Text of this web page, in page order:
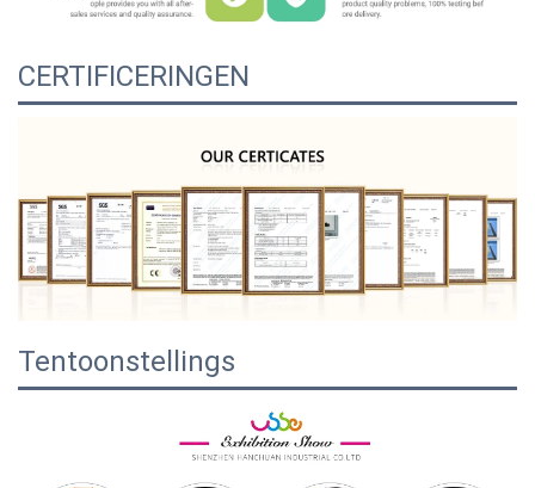
CERTIFICERINGEN
Tentoonstellings